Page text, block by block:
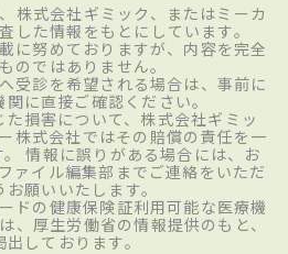
株式会社ギミック、またはミーカ
した情報をもとにしています。
に努めておりますが、内容を完全
のではありません。
受診を希望される場合は、事前に
に直接ご確認ください。
損害について、株式会社ギミッ
株式会社ではその賠償の責任を一
情報に誤りがある場合には、お
ァイル編集部までご連絡をいただ
願いいたします。
ドの健康保険証利用可能な医療機
、厚生労働省の情報提供のもと、
しております。